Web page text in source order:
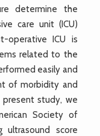
determine the
care unit (ICU)
operative ICU is
related to the
easily and
of morbidity and
study, we
Society of
ultrasound score